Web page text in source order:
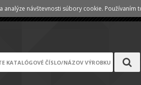
Registrace /
návštevnosti súbory cookie. Používaním